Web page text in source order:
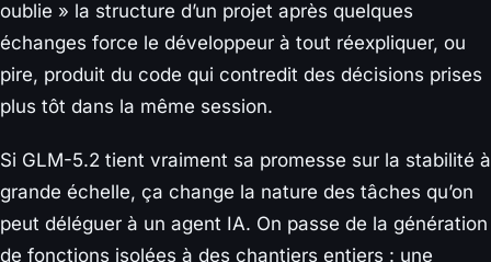
oublie » la structure d’un projet après quelques
échanges force le développeur à tout réexpliquer, ou
pire, produit du code qui contredit des décisions prises
plus tôt dans la même session.
Si GLM-5.2 tient vraiment sa promesse sur la stabilité à
grande échelle, ça change la nature des tâches qu’on
peut déléguer à un agent IA. On passe de la génération
de fonctions isolées à des chantiers entiers : une